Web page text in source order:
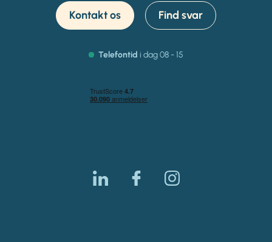
Kontakt os Find svar
Telefontid i dag 08 - 15